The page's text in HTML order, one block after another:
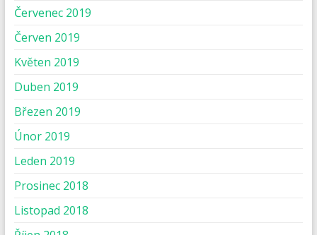
Červenec 2019
Červen 2019
Květen 2019
Duben 2019
Březen 2019
Únor 2019
Leden 2019
Prosinec 2018
Listopad 2018